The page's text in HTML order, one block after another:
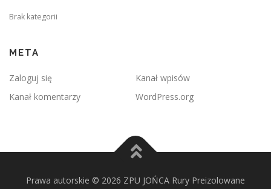
Brak kategorii
META
Zaloguj się
Kanał wpisów
Kanał komentarzy
WordPress.org
Prawa autorskie © 2026 ZPU JOŃCA Rury Preizolowane